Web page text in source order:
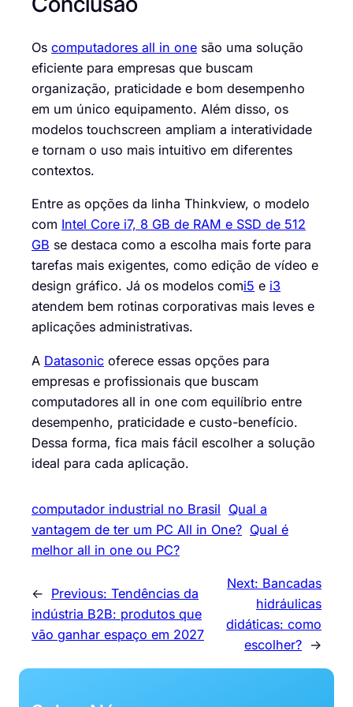
Os computadores all in one são uma solução
eficiente para empresas que buscam
organização, praticidade e bom desempenho
em um único equipamento. Além disso, os
modelos touchscreen ampliam a interatividade
e tornam o uso mais intuitivo em diferentes
contextos.
Entre as opções da linha Thinkview, o modelo
com Intel Core i7, 8 GB de RAM e SSD de 512
GB se destaca como a escolha mais forte para
tarefas mais exigentes, como edição de vídeo e
design gráfico. Já os modelos comi5 e i3
atendem bem rotinas corporativas mais leves e
aplicações administrativas.
A Datasonic oferece essas opções para
empresas e profissionais que buscam
computadores all in one com equilíbrio entre
desempenho, praticidade e custo-benefício.
Dessa forma, fica mais fácil escolher a solução
ideal para cada aplicação.
computador industrial no Brasil Qual a
vantagem de ter um PC All in One? Qual é
melhor all in one ou PC?
← Previous: Tendências da
indústria B2B: produtos que
vão ganhar espaço em 2027
Next: Bancadas
hidráulicas
didáticas: como
escolher? →